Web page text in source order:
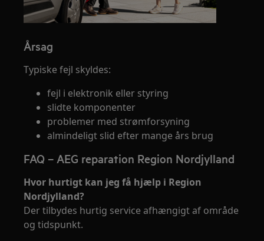
Årsag
Typiske fejl skyldes:
fejl i elektronik eller styring
slidte komponenter
problemer med strømforsyning
almindeligt slid efter mange års brug
FAQ – AEG reparation Region Nordjylland
Hvor hurtigt kan jeg få hjælp i Region
Nordjylland?
Der tilbydes hurtig service afhængigt af område
og tidspunkt.